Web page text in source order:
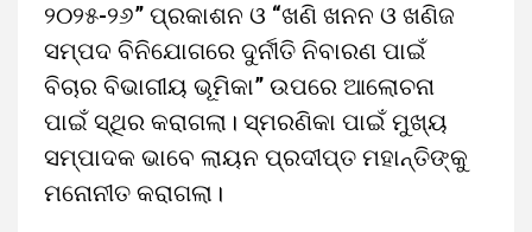
୨୦୨୫-୨୬” ପ୍ରକାଶନ ଓ “ଖଣି ଖନନ ଓ ଖଣିଜ
ସମ୍ପଦ ବିନିଯୋଗରେ ଦୁର୍ନୀତି ନିବାରଣ ପାଇଁ
ବିଚାର ବିଭାଗୀୟ ଭୂମିକା” ଉପରେ ଆଲୋଚନା
ପାଇଁ ସ୍ଥିର କରାଗଲା। ସ୍ମରଣିକା ପାଇଁ ମୁଖ୍ୟ
ସମ୍ପାଦକ ଭାବେ ଲାୟନ ପ୍ରଦୀପ୍ତ ମହାନ୍ତିଙ୍କୁ
ମନୋନୀତ କରାଗଲା।